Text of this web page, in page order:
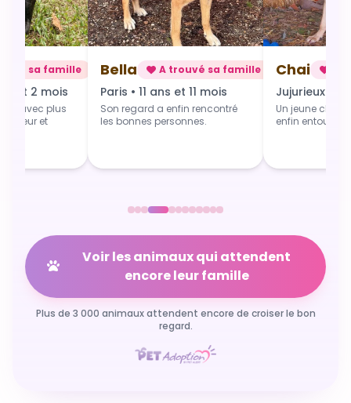
sa famille
et 2 mois
avec plus
et
Bella A trouvé sa famille
Paris • 11 ans et 11 mois
Son regard a enfin rencontré
les bonnes personnes.
Chai
Jujurieux • 1
Un jeune
enfin entouré
Voir les animaux qui attendent
encore leur famille
Plus de 3 000 animaux attendent encore de croiser le bon
regard.